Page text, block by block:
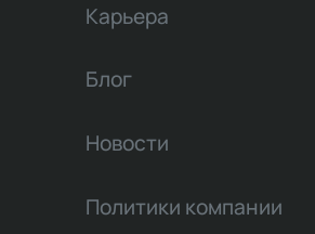
Карьера
Блог
Новости
Политики компании